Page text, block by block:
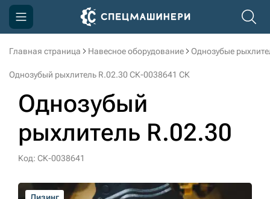
Главная страница Навесное оборудование Однозубые
Однозубый рыхлитель R.02.30 СК-0038641 СК
Однозубый
рыхлитель R.02.30
Код: СК-0038641
Компания
Доставка и оплата
Информация
Контакты
3D тур по производству